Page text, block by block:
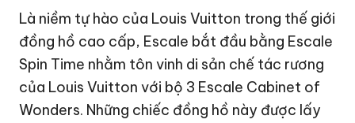
Là niềm tự hào của Louis Vuitton trong thế giới
đồng hồ cao cấp, Escale bắt đầu bằng Escale
Spin Time nhằm tôn vinh di sản chế tác rương
của Louis Vuitton với bộ 3 Escale Cabinet of
Wonders. Những chiếc đồng hồ này được lấy